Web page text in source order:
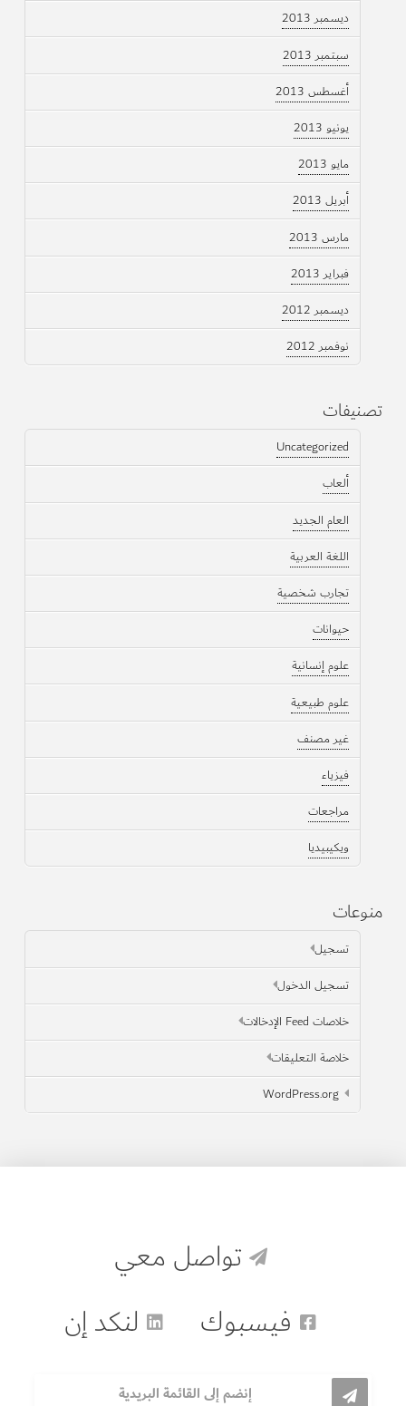
ديسمبر 2013
سبتمبر 2013
أغسطس 2013
يونيو 2013
مايو 2013
أبريل 2013
مارس 2013
فبراير 2013
ديسمبر 2012
نوفمبر 2012
تصنيفات
Uncategorized
ألعاب
العام الجديد
اللغة العربية
تجارب شخصية
حيوانات
علوم إنسانية
علوم طبيعية
غير مصنف
فيزياء
مراجعات
ويكيبيديا
منوعات
تسجيل
تسجيل الدخول
خلاصات Feed الإدخالات
خلاصة التعليقات
WordPress.org
تواصل معي
فيسبوك
لنكد إن
إنضم إلى القائمة البريدية